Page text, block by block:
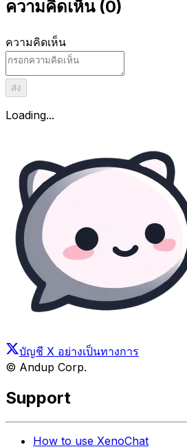
ความคิดเห็น(0)
ความคิดเห็น
ส่ง
Loading...
บัญชี X อย่างเป็นทางการ
© Andup Corp.
Support
How to use XenoChat